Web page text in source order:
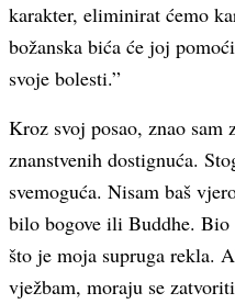
karakter, eliminirat ćemo
božanska bića će joj
svoje bolesti.”
Kroz svoj posao, znao sam
znanstvenih dostignuća.
svemoguća. Nisam baš
bilo bogove ili Buddhe. Bio
što je moja supruga rekla.
vježbam, moraju se